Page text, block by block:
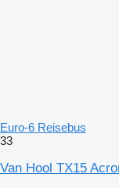
Euro-6 Reisebus
33
Van Hool TX15